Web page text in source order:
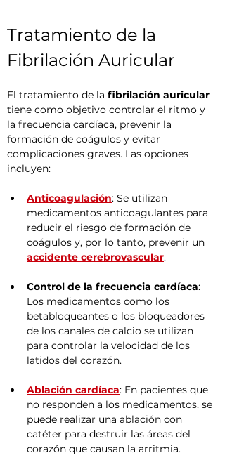
Tratamiento de la
Fibrilación Auricular
El tratamiento de la fibrilación auricular
tiene como objetivo controlar el ritmo y
la frecuencia cardíaca, prevenir la
formación de coágulos y evitar
complicaciones graves. Las opciones
incluyen:
Anticoagulación: Se utilizan
medicamentos anticoagulantes para
reducir el riesgo de formación de
coágulos y, por lo tanto, prevenir un
accidente cerebrovascular.
Control de la frecuencia cardíaca:
Los medicamentos como los
betabloqueantes o los bloqueadores
de los canales de calcio se utilizan
para controlar la velocidad de los
latidos del corazón.
Ablación cardíaca: En pacientes que
no responden a los medicamentos, se
puede realizar una ablación con
catéter para destruir las áreas del
corazón que causan la arritmia.